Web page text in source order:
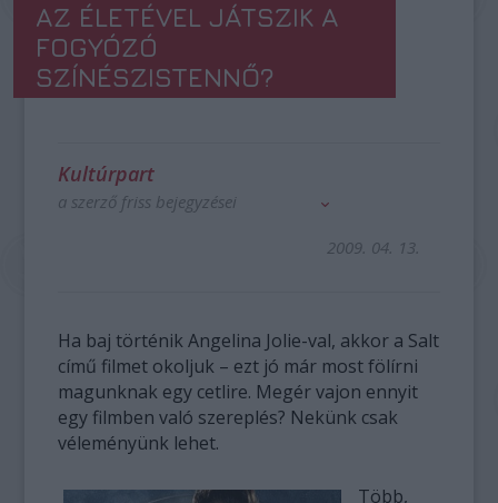
AZ ÉLETÉVEL JÁTSZIK A
FOGYÓZÓ
SZÍNÉSZISTENNŐ?
Kultúrpart
a szerző friss bejegyzései
2009. 04. 13.
Ha baj történik Angelina Jolie-val, akkor a Salt
című filmet okoljuk – ezt jó már most fölírni
magunknak egy cetlire. Megér vajon ennyit
egy filmben való szereplés? Nekünk csak
véleményünk lehet.
Több,